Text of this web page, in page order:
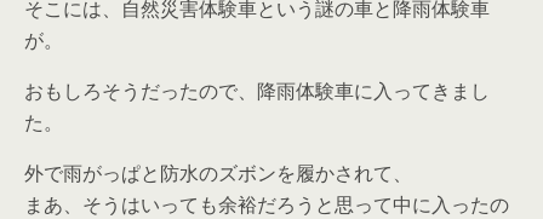
そこには、自然災害体験車という謎の車と降雨体験車
が。
おもしろそうだったので、降雨体験車に入ってきまし
た。
外で雨がっぱと防水のズボンを履かされて、
まあ、そうはいっても余裕だろうと思って中に入ったの